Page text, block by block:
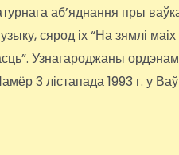
аб’яднання пры
сярод іх “На зямлі
Узнагароджаны
3 лістапада 1993 г. у